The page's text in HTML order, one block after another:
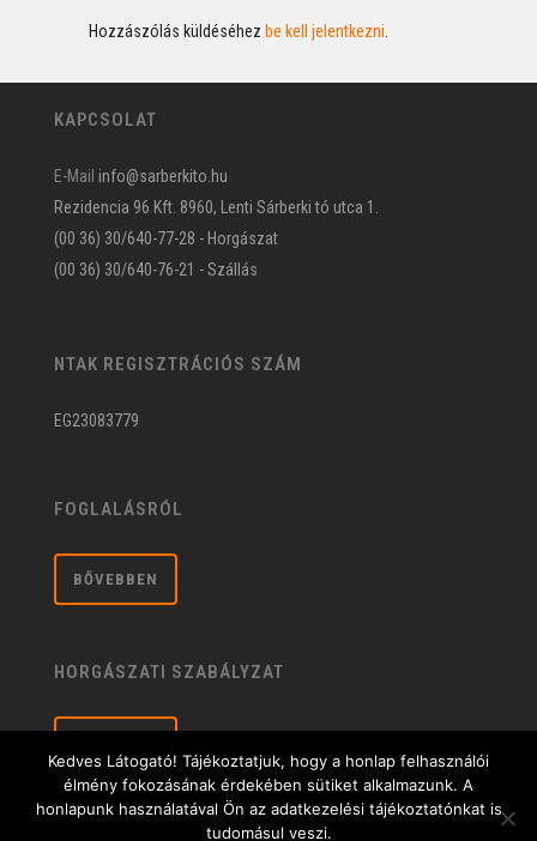
Hozzászólás küldéséhez be kell jelentkezni
KAPCSOLAT
E-Mail info@sarberkito.hu
Rezidencia 96 Kft. 8960, Lenti Sárberki tó utca 1.
(00 36) 30/640-77-28 - Horgászat
(00 36) 30/640-76-21 - Szállás
NTAK REGISZTRÁCIÓS SZÁM
EG23083779
FOGLALÁSRÓL
BŐVEBBEN
HORGÁSZATI SZABÁLYZAT
Kedves Látogató! Tájékoztatjuk, hogy a honlap felhasználói
élmény fokozásának érdekében sütiket alkalmazunk. A
honlapunk használatával Ön az adatkezelési tájékoztatónkat is
tudomásul veszi.